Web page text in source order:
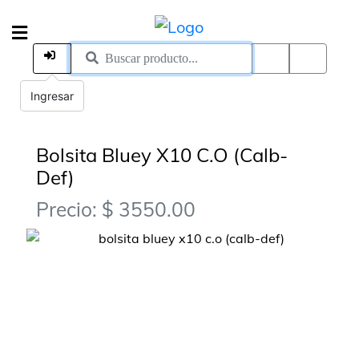
Bolsita Bluey X10 C.O (Calb-
Def)
Precio: $ 3550.00
Ingresar